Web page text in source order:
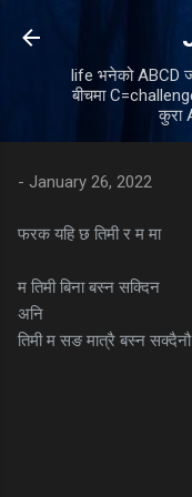
life भनेको ABCD
बीचमा
कुरा
- January 26, 2022
फरक यहि छ तिमी र म मा
म तिमी बिना बस्न सक्दिन
अनि
तिमी म सङ मात्रै बस्न